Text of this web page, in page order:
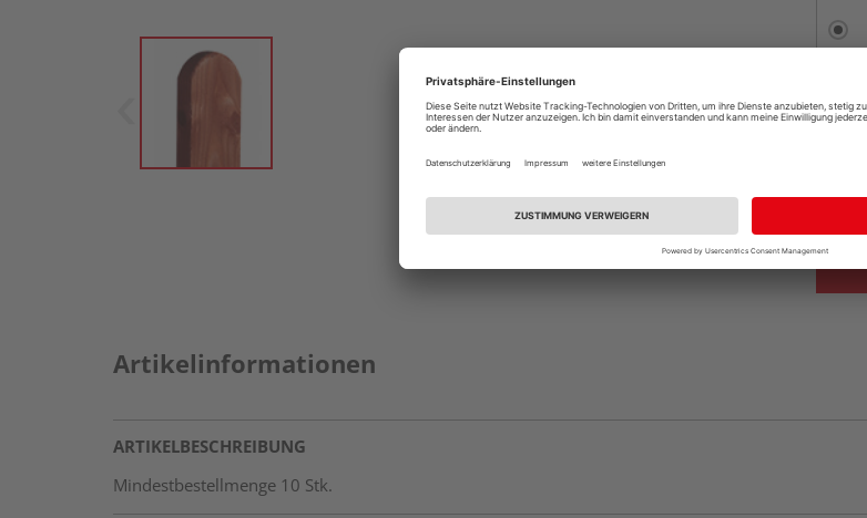
Artikelinformationen
ARTIKELBESCHREIBUNG
Mindestbestellmenge 10 Stk.